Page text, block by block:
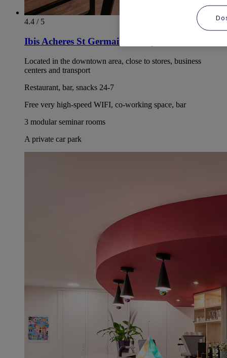
4.4 / 5
Ibis Acheres St Germain en Laye
Located in the downtown area, close to stores, business
centers and transport
Restaurant, bar, snacks 24-7
Free very high-speed WIFI, co-working space, bar
3 modular seminar rooms
A private car park